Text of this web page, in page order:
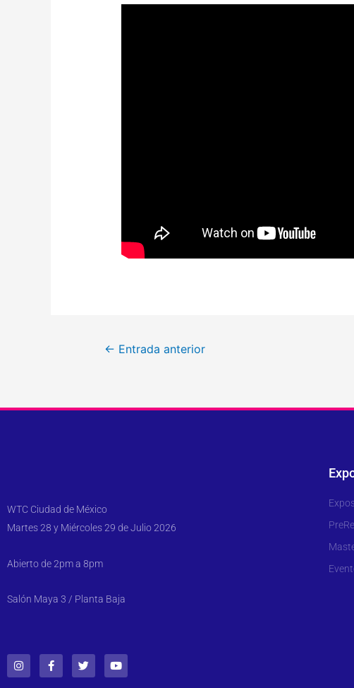
← Entrada anterior
WTC Ciudad de México
Martes 28 y Miércoles 29 de Julio 2026
Abierto de 2pm a 8pm
Salón Maya 3 / Planta Baja